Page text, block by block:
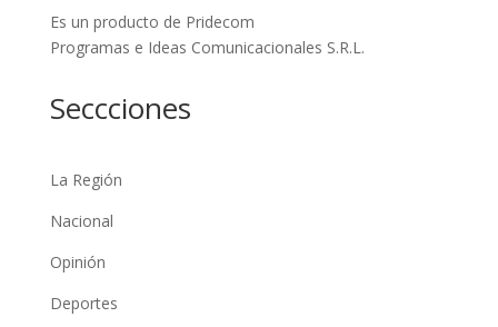
Es un producto de Pridecom
Programas e Ideas Comunicacionales S.R.L.
Seccciones
La Región
Nacional
Opinión
Deportes